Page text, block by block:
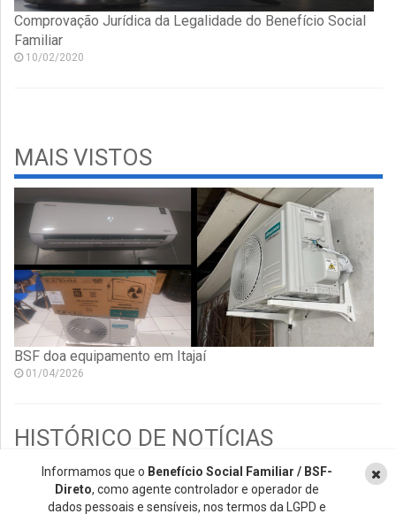
Informamos que o Benefício Social Familiar / BSF-
Direto, como agente controlador e operador de
dados pessoais e sensíveis, nos termos da LGPD e
Comprovação Jurídica da Legalidade do Benefício Social
Familiar
10/02/2020
MAIS VISTOS
BSF doa equipamento em Itajaí
01/04/2026
HISTÓRICO DE NOTÍCIAS
2026
2018